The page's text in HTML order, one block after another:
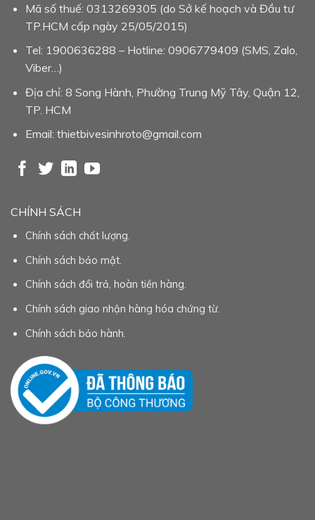
Mã số thuế: 0313269305 (do Sở kế hoạch và Đầu tư
TP.HCM cấp ngày 25/05/2015)
Tel: 1900636288 – Hotline: 0906779409 (SMS, Zalo,
Viber…)
Địa chỉ: 8 Song Hành, Phường Trung Mỹ Tây, Quận 12,
TP. HCM
Email: thietbivesinhroto@gmail.com
CHÍNH SÁCH
Chính sách chất lượng.
Chính sách bảo mật.
Chính sách đổi trả, hoàn tiền hàng.
Chính sách giao nhận hàng hóa chứng từ.
Chính sách bảo hành.